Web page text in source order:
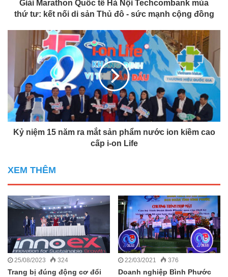
Giải Marathon Quốc tế Hà Nội Techcombank mùa
thứ tư: kết nối di sản Thủ đô - sức mạnh cộng đồng
Kỷ niệm 15 năm ra mắt sản phẩm nước ion kiềm cao
cấp i-on Life
XEM THÊM
25/08/2023 324
Trang bị đúng động cơ đổi
22/03/2021 376
Doanh nghiệp Bình Phước